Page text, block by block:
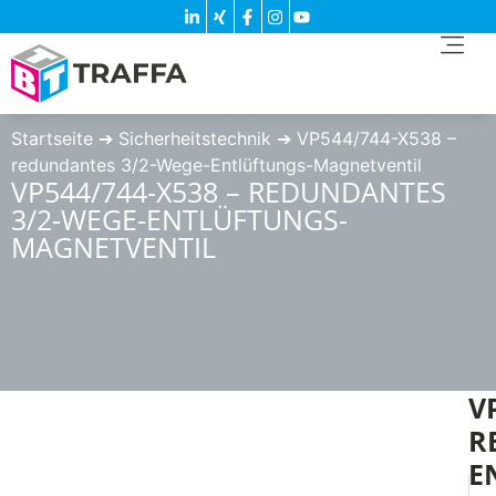
Startseite ➔ Sicherheitstechnik ➔ VP544/744-X538 –
redundantes 3/2-Wege-Entlüftungs-Magnetventil
VP544/744-X538 – REDUNDANTES
3/2-WEGE-ENTLÜFTUNGS-
MAGNETVENTIL